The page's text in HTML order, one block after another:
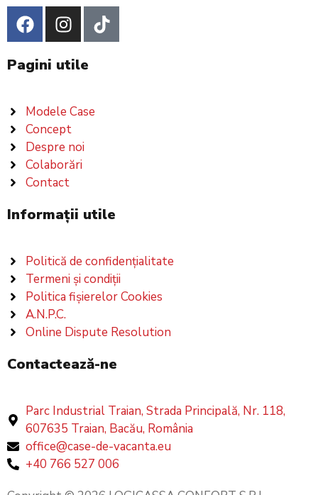
Pagini utile
Modele Case
Concept
Despre noi
Colaborări
Contact
Informații utile
Politică de confidențialitate
Termeni și condiții
Politica fișierelor Cookies
A.N.P.C.
Online Dispute Resolution
Contactează-ne
Parc Industrial Traian, Strada Principală, Nr. 118,
607635 Traian, Bacău, România
office@case-de-vacanta.eu
+40 766 527 006